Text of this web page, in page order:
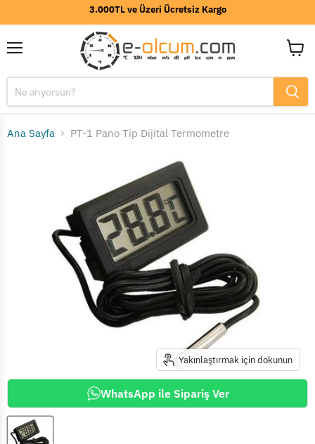
3.000TL ve Üzeri Ücretsiz Kargo
Ana Sayfa PT-1 Pano Tip Dijital Termometre
Yakınlaştırmak için dokunun
WhatsApp ile Sipariş Ver